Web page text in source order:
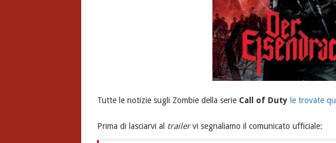
Tutte le notizie sugli Zombie della serie Call of Duty le trovate
Prima di lasciarvi al trailervi segnaliamo il comunicato ufficiale: